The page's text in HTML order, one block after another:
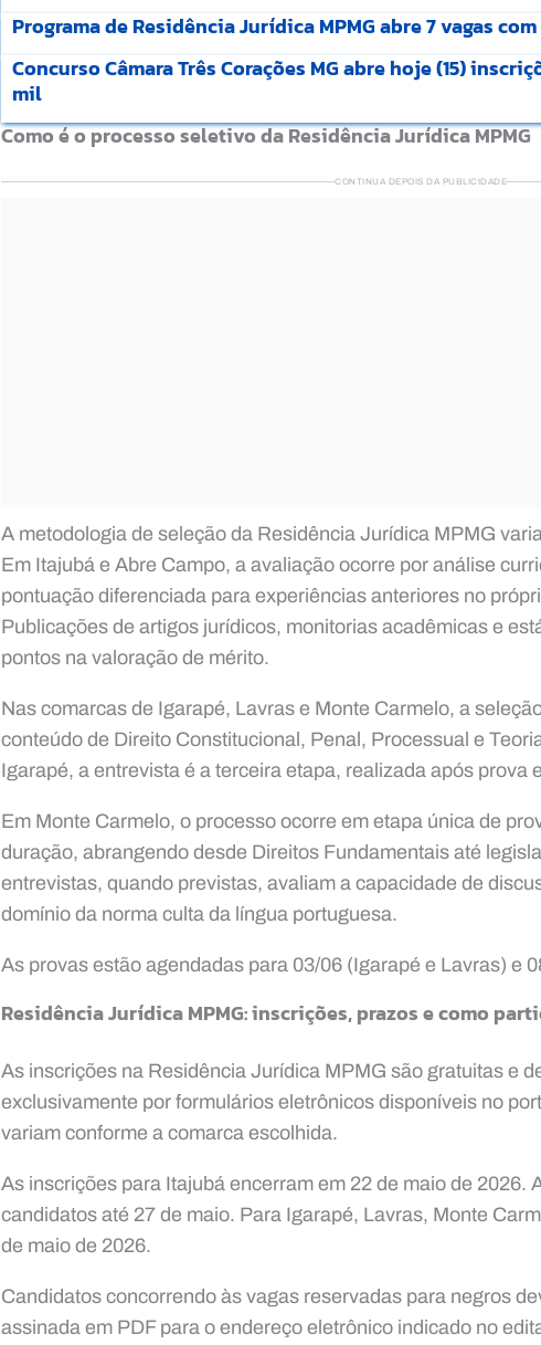
Programa de Residência Jurídica MPMG abre 7 vagas
Concurso Câmara Três Corações MG abre hoje (15)
mil
Como é o processo seletivo da Residência Jurídica MPMG
CONTINUA DEPOIS DA PUBLICIDADE
A metodologia de seleção da Residência Jurídica MPMG
Em Itajubá e Abre Campo, a avaliação ocorre por análise
pontuação diferenciada para experiências anteriores no
Publicações de artigos jurídicos, monitorias acadêmicas e
pontos na valoração de mérito.
Nas comarcas de Igarapé, Lavras e Monte Carmelo, a
conteúdo de Direito Constitucional, Penal, Processual e
Igarapé, a entrevista é a terceira etapa, realizada após prova
Em Monte Carmelo, o processo ocorre em etapa única de
duração, abrangendo desde Direitos Fundamentais até
entrevistas, quando previstas, avaliam a capacidade de
domínio da norma culta da língua portuguesa.
As provas estão agendadas para 03/06 (Igarapé e Lavras) e
Residência Jurídica MPMG: inscrições, prazos e como
As inscrições na Residência Jurídica MPMG são gratuitas e
exclusivamente por formulários eletrônicos disponíveis no
variam conforme a comarca escolhida.
As inscrições para Itajubá encerram em 22 de maio de 2026.
candidatos até 27 de maio. Para Igarapé, Lavras, Monte
de maio de 2026.
Candidatos concorrendo às vagas reservadas para negros
assinada em PDF para o endereço eletrônico indicado no